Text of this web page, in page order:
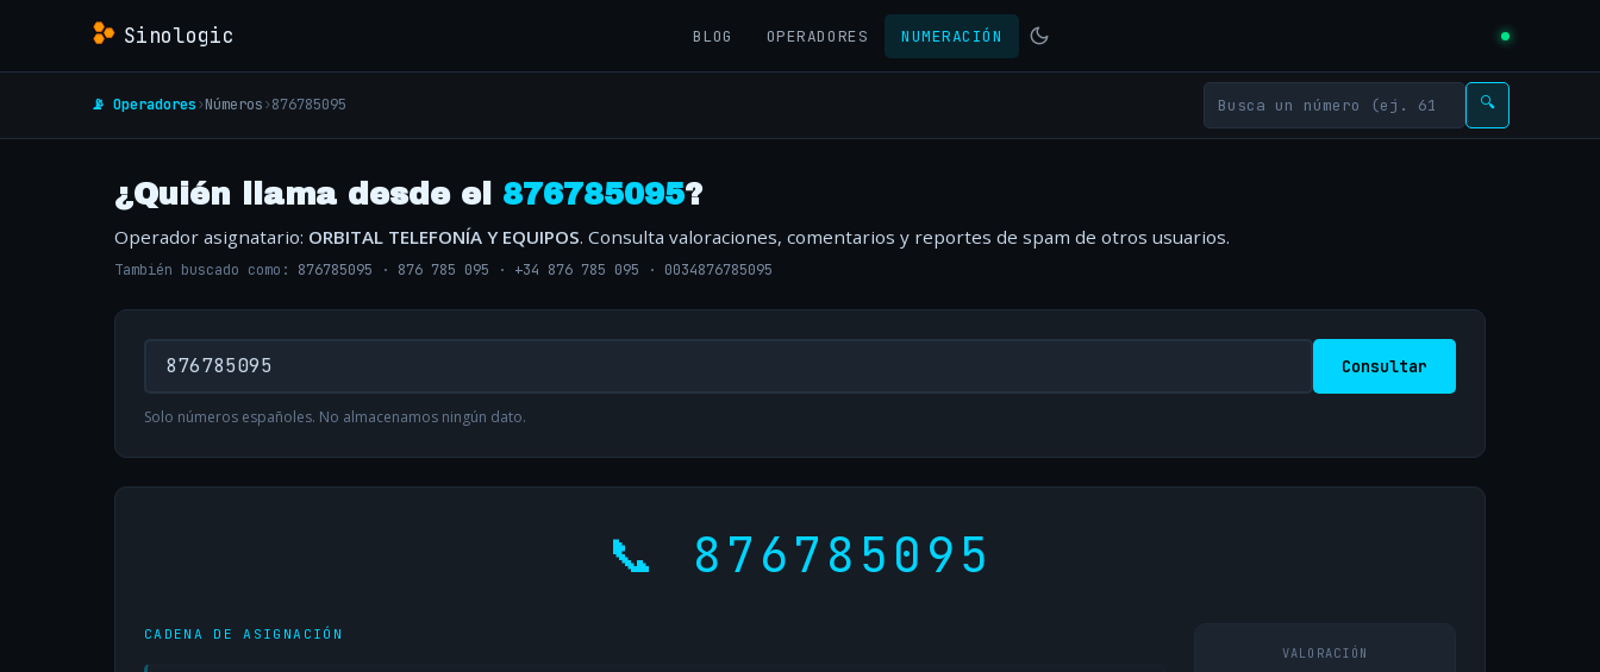
Sinologic BLOG OPERADORES NUMERACIÓN
📡 Operadores›Números›876785095 🔍
¿Quién llama desde el 876785095?
Operador asignatario: ORBITAL TELEFONÍA Y EQUIPOS. Consulta valoraciones, comentarios y reportes de spam de otros usuarios.
También buscado como: 876785095 · 876 785 095 · +34 876 785 095 · 0034876785095
Consultar
Solo números españoles. No almacenamos ningún dato.
📞 876785095
CADENA DE ASIGNACIÓN
VALORACIÓN